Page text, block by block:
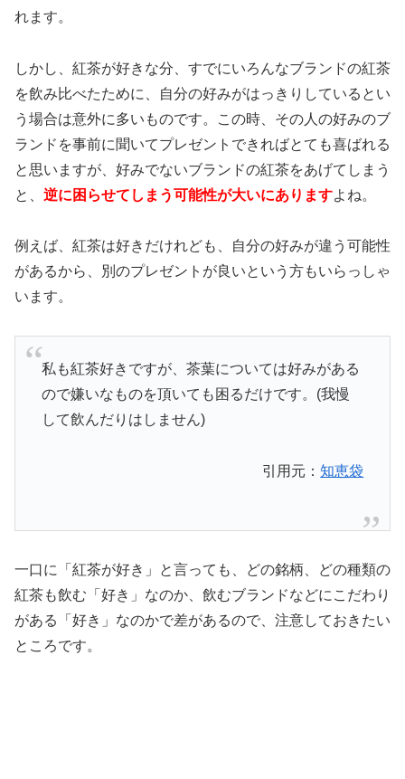
れます。
しかし、紅茶が好きな分、すでにいろんなブランドの紅茶
を飲み比べたために、自分の好みがはっきりしているとい
う場合は意外に多いものです。この時、その人の好みのブ
ランドを事前に聞いてプレゼントできればとても喜ばれる
と思いますが、好みでないブランドの紅茶をあげてしまう
と、 逆に困らせてしまう可能性が大いにありますよね。
例えば、紅茶は好きだけれども、自分の好みが違う可能性
があるから、別のプレゼントが良いという方もいらっしゃ
います。
私も紅茶好きですが、茶葉については好みがある
ので嫌いなものを頂いても困るだけです。(我慢
して飲んだりはしません)
引用元：知恵袋
一口に「紅茶が好き」と言っても、どの銘柄、どの種類の
紅茶も飲む「好き」なのか、飲むブランドなどにこだわり
がある「好き」なのかで差があるので、注意しておきたい
ところです。